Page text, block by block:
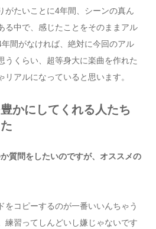
がたいことに4年間、シーンの真ん
る中で、感じたことをそのままアル
間がなければ、絶対に今回のアル
うくらい、超等身大に楽曲を作れた
アルになっていると思います。
かにしてくれる人たち
質問をしたいのですが、オススメの
コピーするのが一番いいんちゃう
練習ってしんどいし嫌じゃないです